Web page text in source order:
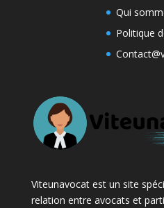
Qui
Politique
Viteunavocat est un site
relation entre avocats et